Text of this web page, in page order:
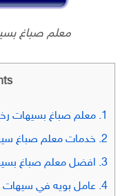
معلم صباغ
1. معلم صباغ بسيهات
2. خدمات معلم صباغ
3. افضل معلم صباغ
4. عامل بويه في سيهات